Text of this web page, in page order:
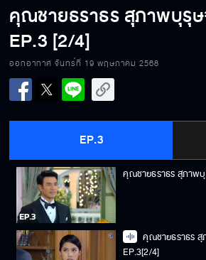
คุณชายธราธร สุภาพบุรุ
EP.3 [2/4]
ออกอากาศ จันทร์ที่ 19 พฤษภาคม 2568
EP.3
คุณชายธราธร สุภาพ
คุณชายธราธร
EP.3[2/4]